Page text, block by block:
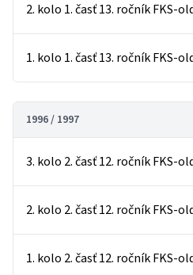
2. kolo 1. časť 13. ročník FKS-
1. kolo 1. časť 13. ročník FKS-
1996 / 1997
3. kolo 2. časť 12. ročník FKS-
2. kolo 2. časť 12. ročník FKS-
1. kolo 2. časť 12. ročník FKS-